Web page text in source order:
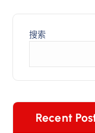
搜索
Recent